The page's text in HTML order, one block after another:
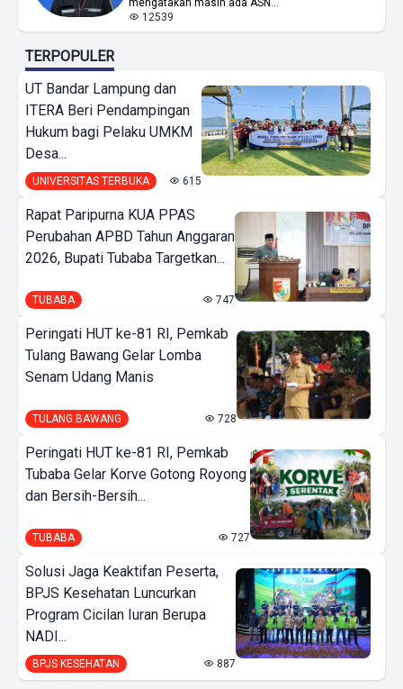
mengatakan masih ada ASN...
12539
TERPOPULER
UT Bandar Lampung dan
ITERA Beri Pendampingan
Hukum bagi Pelaku UMKM
Desa...
UNIVERSITAS TERBUKA 615
Rapat Paripurna KUA PPAS
Perubahan APBD Tahun Anggaran
2026, Bupati Tubaba Targetkan...
TUBABA 747
Peringati HUT ke-81 RI, Pemkab
Tulang Bawang Gelar Lomba
Senam Udang Manis
TULANG BAWANG 728
Peringati HUT ke-81 RI, Pemkab
Tubaba Gelar Korve Gotong Royong
dan Bersih-Bersih...
TUBABA 727
Solusi Jaga Keaktifan Peserta,
BPJS Kesehatan Luncurkan
Program Cicilan Iuran Berupa
NADI...
BPJS KESEHATAN 887